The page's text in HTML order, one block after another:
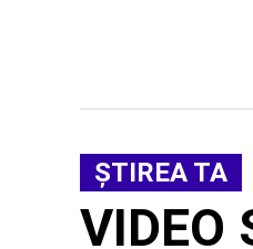
ŞTIREA TA
VIDEO